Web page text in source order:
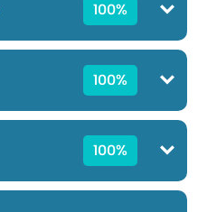
100%
100%
100%